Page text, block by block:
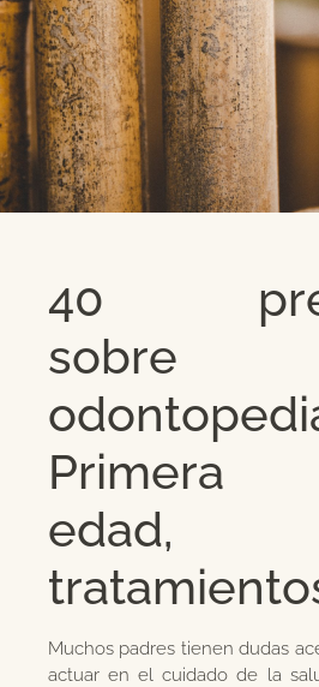
40
sobre
Primera
edad,
Muchos padres tienen dudas
actuar en el cuidado de la